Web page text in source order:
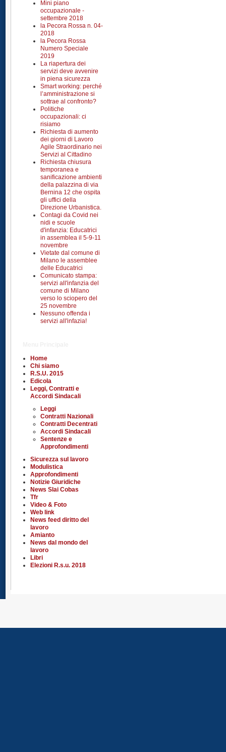
Mini piano
occupazionale -
settembre 2018
la Pecora Rossa n. 04-
2018
la Pecora Rossa
Numero Speciale
2019
La riapertura dei
servizi deve avvenire
in piena sicurezza
Smart working: perché
l’amministrazione si
sottrae al confronto?
Politiche
occupazionali: ci
risiamo
Richiesta di aumento
dei giorni di Lavoro
Agile Straordinario nei
Servizi al Cittadino
Richiesta chiusura
temporanea e
sanificazione ambienti
della palazzina di via
Bernina 12 che ospita
gli uffici della
Direzione Urbanistica.
Contagi da Covid nei
nidi e scuole
d'infanzia: Educatrici
in assemblea il 5-9-11
novembre
Vietate dal comune di
Milano le assemblee
delle Educatrici
Comunicato stampa:
servizi all'infanzia del
comune di Milano
verso lo sciopero del
25 novembre
Nessuno offenda i
servizi all'infazia!
Home
Chi siamo
R.S.U. 2015
Edicola
Leggi, Contratti e
Accordi Sindacali
Leggi
Contratti Nazionali
Contratti Decentrati
Accordi Sindacali
Sentenze e
Approfondimenti
Sicurezza sul lavoro
Modulistica
Approfondimenti
Notizie Giuridiche
News Slai Cobas
Tfr
Video & Foto
Web link
News feed diritto del
lavoro
Amianto
News dal mondo del
lavoro
Libri
Elezioni R.s.u. 2018